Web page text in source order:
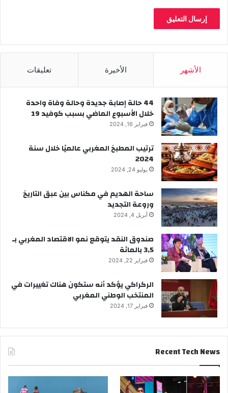
الأشهر الأخيرة تعليقات
44 حالة إصابة جديدة وحالة وفاة واحدة
خلال الأسبوع الماضي بسبب كوفيد 19
فبراير 16, 2024
ترتيب المطبخ المغربي عالميًا خلال سنة
2024
يوليو 24, 2024
ساحة الهديم في مكناس بين عبق التاريخ
وروعة التجديد
أبريل 4, 2024
صندوق النقد يتوقع نمو الاقتصاد المغربي بـ
3,5 بالمائة
فبراير 22, 2024
الركراكي يؤكد أنه ستكون هناك تغييرات في
المنتخب الوطني المغربي
فبراير 17, 2024
Recent Tech News